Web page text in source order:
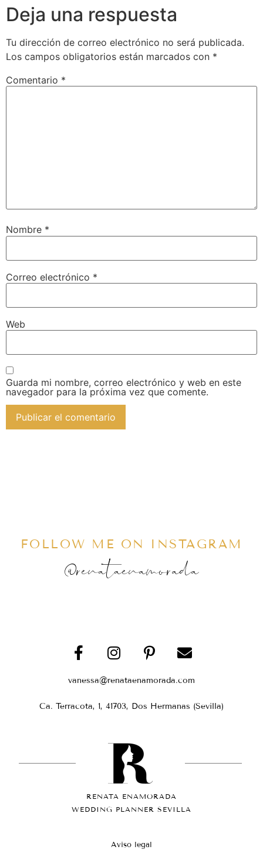
Deja una respuesta
Tu dirección de correo electrónico no será publicada.
Los campos obligatorios están marcados con *
Comentario *
Nombre *
Correo electrónico *
Web
Guarda mi nombre, correo electrónico y web en este
navegador para la próxima vez que comente.
FOLLOW ME ON INSTAGRAM
@renataenamorada
vanessa@renataenamorada.com
Ca. Terracota, 1, 41703, Dos Hermanas (Sevilla)
RENATA ENAMORADA
WEDDING PLANNER SEVILLA
Aviso legal